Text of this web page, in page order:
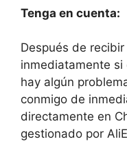
Tenga en cuenta:
Después de
inmediatamente
hay algún
conmigo de
directamente en
gestionado por